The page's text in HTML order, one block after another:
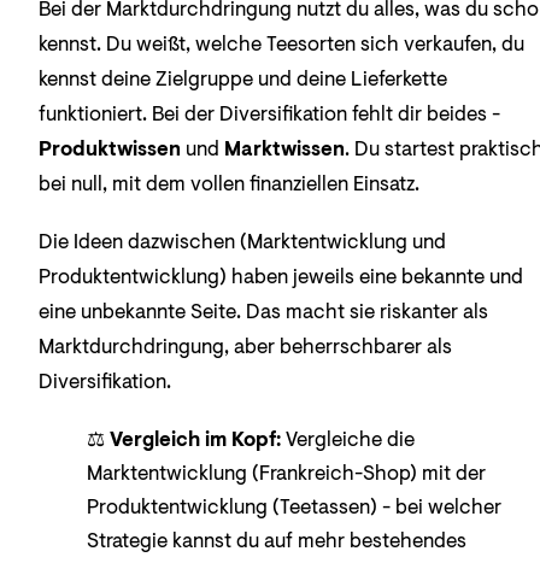
Bei der Marktdurchdringung nutzt du alles, was du
kennst. Du weißt, welche Teesorten sich verkaufen, du
kennst deine Zielgruppe und deine Lieferkette
funktioniert. Bei der Diversifikation fehlt dir beides -
Produktwissen und Marktwissen. Du startest
bei null, mit dem vollen finanziellen Einsatz.
Die Ideen dazwischen (Marktentwicklung und
Produktentwicklung) haben jeweils eine bekannte und
eine unbekannte Seite. Das macht sie riskanter als
Marktdurchdringung, aber beherrschbarer als
Diversifikation.
⚖️Vergleich im Kopf:Vergleiche die
Marktentwicklung (Frankreich-Shop) mit der
Produktentwicklung (Teetassen) - bei welcher
Strategie kannst du auf mehr bestehendes